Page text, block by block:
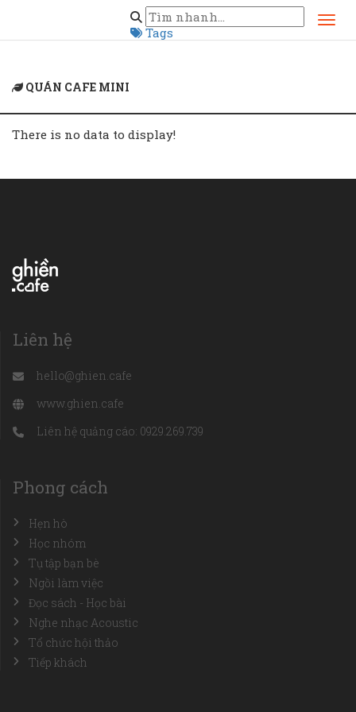
Tags
quán cafe mini
QUÁN CAFE MINI
There is no data to display!
Liên hệ
hello@ghien.cafe
www.ghien.cafe
Liên hệ quảng cáo: 0929.269.739
Phong cách
Hẹn hò
Học nhóm
Tụ tập bạn bè
Ngồi làm việc
Đọc sách - Học bài
Nghe nhạc Acoustic
Tổ chức hội thảo
Tiếp khách